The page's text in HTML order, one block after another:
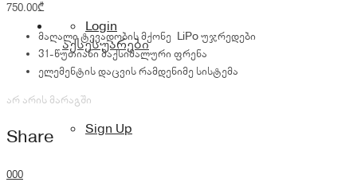
Login
Sign Up
აქსესუარები
750.00₾
მაღალი ტევადობის მქონე LiPo უჯრედები
31-წუთიანი მაქსიმალური ფრენა
ელემენტის დაცვის რამდენიმე სისტემა
არ არის მარაგში
Share
000